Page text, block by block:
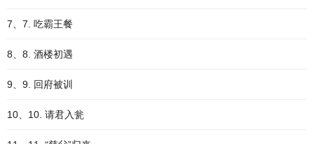
7、7. 吃霸王餐
8、8. 酒楼初遇
9、9. 回府被训
10、10. 请君入瓮